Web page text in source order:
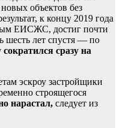
объектов без
к концу 2019 года
ЕИСЖС, достиг почти
шесть лет спустя — по
сократился сразу на
эскроу застройщики
строящегося
нарастал, следует из